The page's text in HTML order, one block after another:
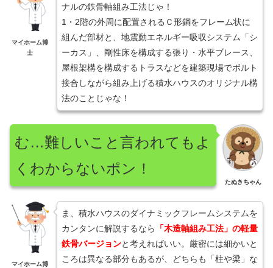
マイホーム博
士
ナルの鉄骨軸組み工法じゃ！
1・2階の外周に配置されるＣ形鋼をフレーム状に
組んだ部材と、地震動エネルギー吸収システム「シ
ーカス」、剛性床を構成する張り・水平ブレース、
屋根架構を構成するトラスなどを建築現場でボルト
接合しながら組み上げる積水ハウスのオリジナル構
法のことじゃな！
たぬきちゃん
む…難しいこと言われてもよ
くわからないポン！
マイホーム博
ま、積水ハウスのダイナミックフレームシステムを
カンタンに解説するなら 「木造軸組み工法」の軽量
鉄骨バージョンと考えればいい。厳密には細かいと
ころは異なる部分もあるが、どちらも「柱や梁」な